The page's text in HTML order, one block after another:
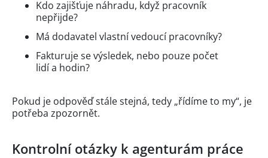
Kdo zajišťuje náhradu, když pracovník
nepřijde?
Má dodavatel vlastní vedoucí pracovníky?
Fakturuje se výsledek, nebo pouze počet
lidí a hodin?
Pokud je odpověď stále stejná, tedy „řídíme to my“, je
potřeba zpozornět.
Kontrolní otázky k agenturám práce